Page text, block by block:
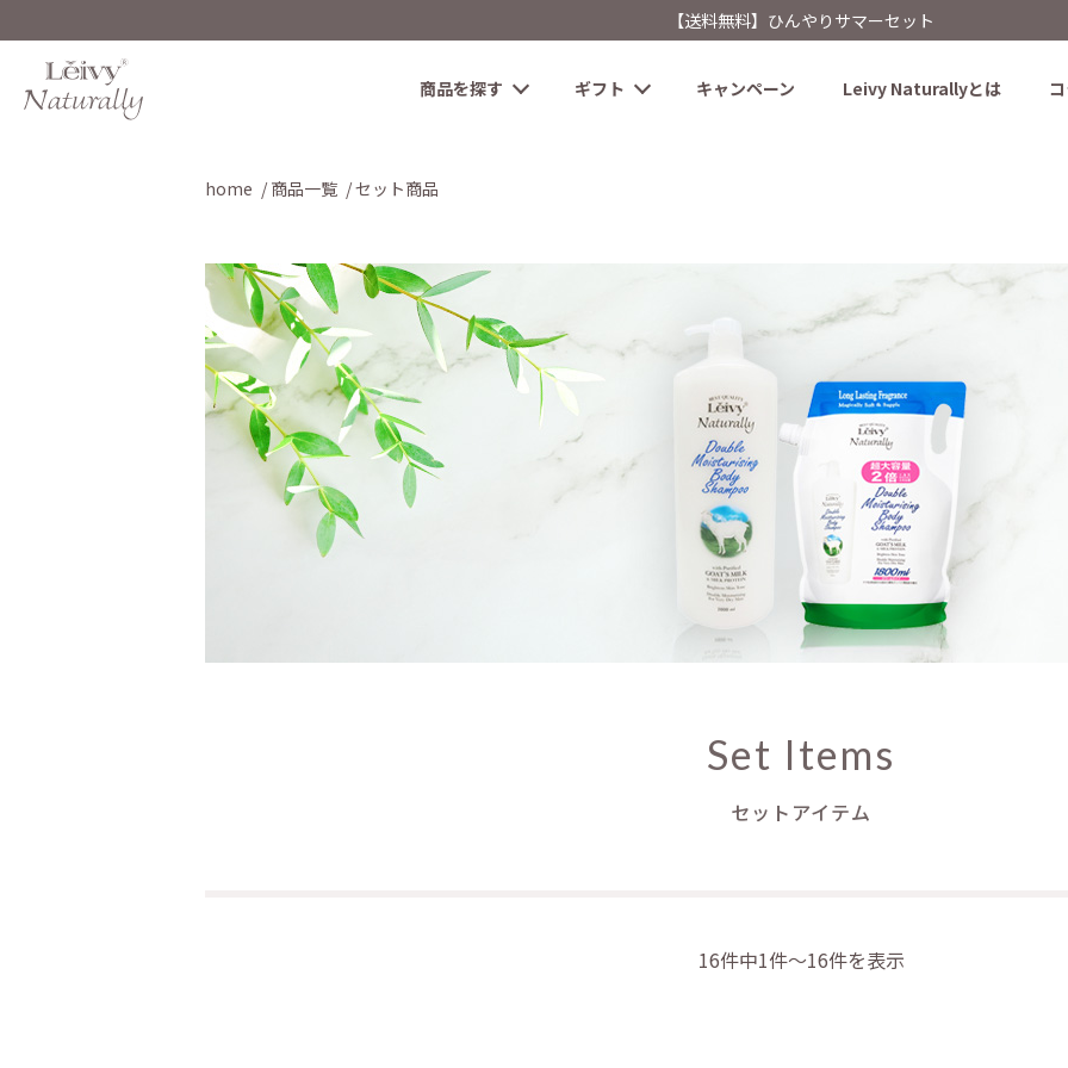
【送料無料】ひんやりサマーセット
商品を探す ギフト キャンペーン Leivy Naturallyとは
home 商品一覧 セット商品
Set Items
セットアイテム
16件中1件～16件を表示